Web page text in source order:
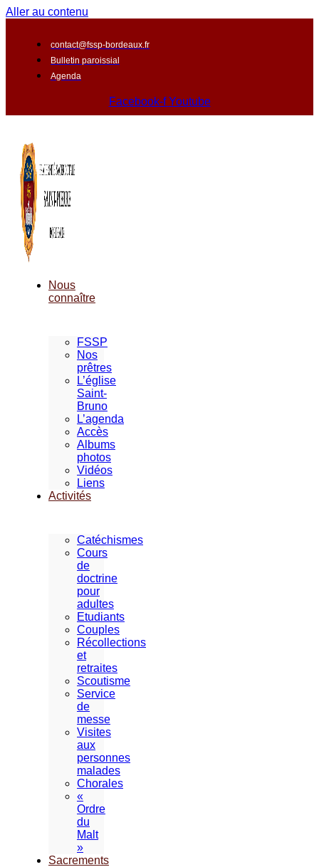
Aller au contenu
contact@fssp-bordeaux.fr
Bulletin paroissial
Agenda
Facebook-f Youtube
Nous
connaître
FSSP
Nos
prêtres
L’église
Saint-
Bruno
L’agenda
Accès
Albums
photos
Vidéos
Liens
Activités
Catéchismes
Cours
de
doctrine
pour
adultes
Etudiants
Couples
Récollections
et
retraites
Scoutisme
Service
de
messe
Visites
aux
personnes
malades
Chorales
«
Ordre
du
Malt
»
Sacrements